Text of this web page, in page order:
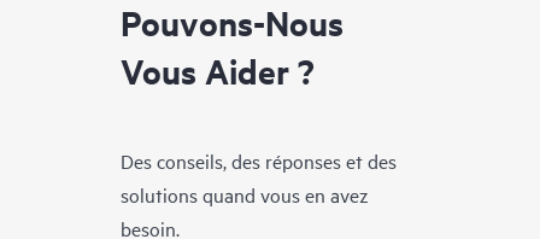
Pouvons-Nous
Vous Aider ?
Des conseils, des réponses et des
solutions quand vous en avez
besoin.